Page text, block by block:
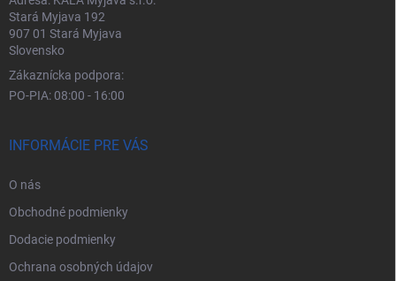
Stará Myjava 192
907 01 Stará Myjava
Slovensko
Zákaznícka podpora:
PO-PIA: 08:00 - 16:00
INFORMÁCIE PRE VÁS
O nás
Obchodné podmienky
Dodacie podmienky
Ochrana osobných údajov